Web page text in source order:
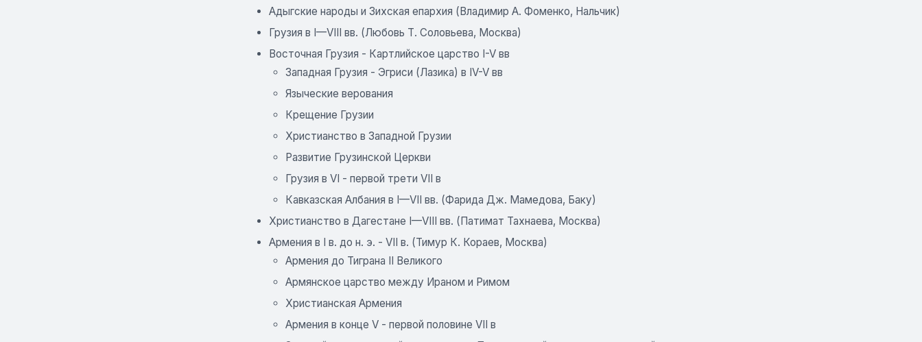
Адыгские народы и Зихская епархия (Владимир А. Фоменко, Нальчик)
Грузия в I—VIII вв. (Любовь Т. Соловьева, Москва)
Восточная Грузия - Картлийское царство I-V вв
Западная Грузия - Эгриси (Лазика) в IV-V вв
Языческие верования
Крещение Грузии
Христианство в Западной Грузии
Развитие Грузинской Церкви
Грузия в VI - первой трети VII в
Кавказская Албания в I—VII вв. (Фарида Дж. Мамедова, Баку)
Христианство в Дагестане I—VIII вв. (Патимат Тахнаева, Москва)
Армения в I в. до н. э. - VII в. (Тимур К. Кораев, Москва)
Армения до Тиграна II Великого
Армянское царство между Ираном и Римом
Христианская Армения
Армения в конце V - первой половине VII в